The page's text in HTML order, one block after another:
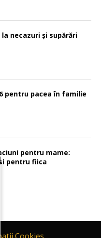
necazuri și supărări
pentru pacea în familie
pentru mame:
pentru fiica